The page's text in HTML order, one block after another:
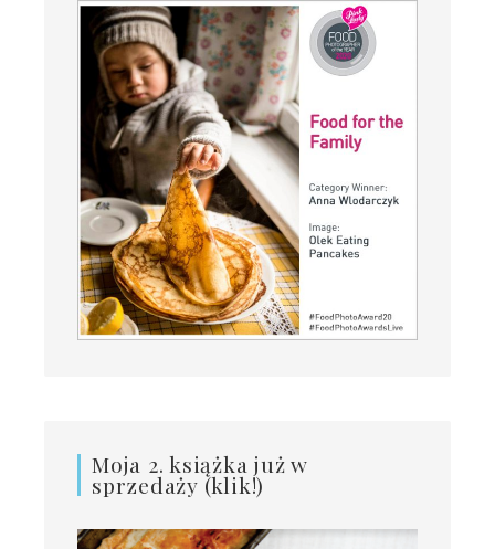
Moja 2. książka już w
sprzedaży (klik!)